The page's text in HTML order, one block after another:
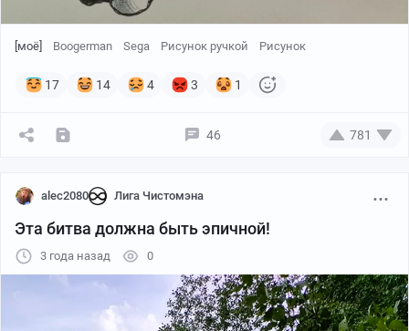
[моё] Boogerman Sega Рисунок ручкой Рисунок
17 14 4 3 1
46 781
alec2080 Лига Чистомэна
Эта битва должна быть эпичной!
3 года назад 0